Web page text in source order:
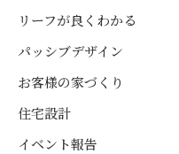
リーフが良くわかる
パッシブデザイン
お客様の家づくり
住宅設計
イベント報告